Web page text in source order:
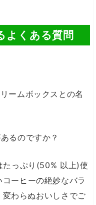
よくある質問
ームボックスとの名
るのですか？
たっぷり(50% 以上)使
ーヒーの絶妙なバラ
わらぬおいしさでご